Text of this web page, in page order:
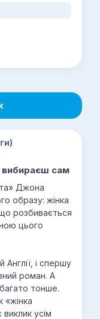
вибираєш сам
Джона
образу: жінка
розбивається
цього
Англії, і спершу
роман. А
тонше.
«жінка
усім